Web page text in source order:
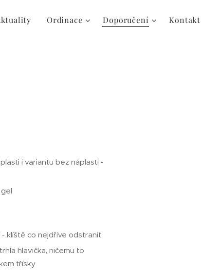
Ordinace Doporučení Kontakt
i variantu bez náplasti -
klíště co nejdříve odstranit
hlavička, ničemu to
třísky